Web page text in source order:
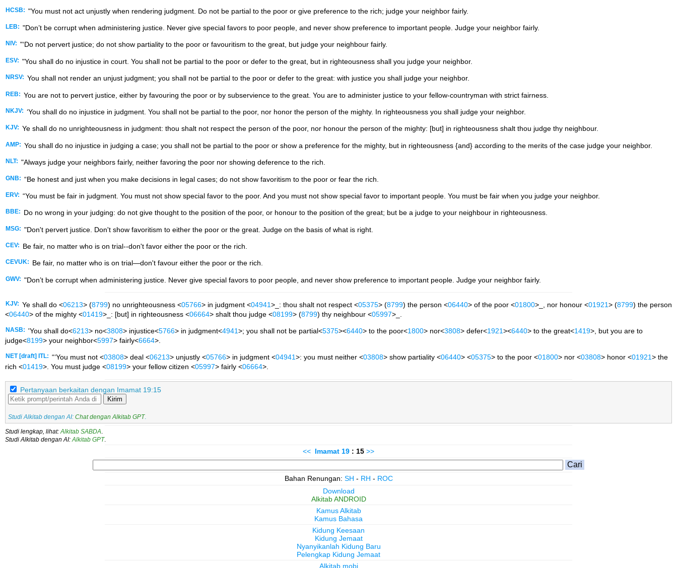
HCSB: "You must not act unjustly when rendering judgment. Do not be partial to the poor or give preference to the rich; judge your neighbor fairly.
LEB: "Don’t be corrupt when administering justice. Never give special favors to poor people, and never show preference to important people. Judge your neighbor fairly.
NIV: "‘Do not pervert justice; do not show partiality to the poor or favouritism to the great, but judge your neighbour fairly.
ESV: "You shall do no injustice in court. You shall not be partial to the poor or defer to the great, but in righteousness shall you judge your neighbor.
NRSV: You shall not render an unjust judgment; you shall not be partial to the poor or defer to the great: with justice you shall judge your neighbor.
REB: You are not to pervert justice, either by favouring the poor or by subservience to the great. You are to administer justice to your fellow-countryman with strict fairness.
NKJV: ‘You shall do no injustice in judgment. You shall not be partial to the poor, nor honor the person of the mighty. In righteousness you shall judge your neighbor.
KJV: Ye shall do no unrighteousness in judgment: thou shalt not respect the person of the poor, nor honour the person of the mighty: [but] in righteousness shalt thou judge thy neighbour.
AMP: You shall do no injustice in judging a case; you shall not be partial to the poor or show a preference for the mighty, but in righteousness {and} according to the merits of the case judge your neighbor.
NLT: "Always judge your neighbors fairly, neither favoring the poor nor showing deference to the rich.
GNB: “Be honest and just when you make decisions in legal cases; do not show favoritism to the poor or fear the rich.
ERV: “You must be fair in judgment. You must not show special favor to the poor. And you must not show special favor to important people. You must be fair when you judge your neighbor.
BBE: Do no wrong in your judging: do not give thought to the position of the poor, or honour to the position of the great; but be a judge to your neighbour in righteousness.
MSG: "Don't pervert justice. Don't show favoritism to either the poor or the great. Judge on the basis of what is right.
CEV: Be fair, no matter who is on trial--don't favor either the poor or the rich.
CEVUK: Be fair, no matter who is on trial—don't favour either the poor or the rich.
GWV: "Don’t be corrupt when administering justice. Never give special favors to poor people, and never show preference to important people. Judge your neighbor fairly.
KJV: Ye shall do <06213> (8799) no unrighteousness <05766> in judgment <04941>_: thou shalt not respect <05375> (8799) the person <06440> of the poor <01800>_, nor honour <01921> (8799) the person
<06440> of the mighty <01419>_: [but] in righteousness <06664> shalt thou judge <08199> (8799) thy neighbour <05997>_.
NASB: 'You shall do<6213> no<3808> injustice<5766> in judgment<4941>; you shall not be partial<5375><6440> to the poor<1800> nor<3808> defer<1921><6440> to the great<1419>, but you are to
judge<8199> your neighbor<5997> fairly<6664>.
NET [draft] ITL: “‘You must not <03808> deal <06213> unjustly <05766> in judgment <04941>: you must neither <03808> show partiality <06440> <05375> to the poor <01800> nor <03808> honor <01921> the
rich <01419>. You must judge <08199> your fellow citizen <05997> fairly <06664>.
Pertanyaan berkaitan dengan Imamat 19:15
Kirim
Studi Alkitab dengan AI: Chat dengan Alkitab GPT.
Studi lengkap, lihat: Alkitab SABDA
Studi Alkitab dengan AI: Alkitab GPT.
<< Imamat 19 : 15 >>
Bahan Renungan: SH - RH - ROC
Download
Alkitab ANDROID
Kamus Alkitab
Kamus Bahasa
Kidung Keesaan
Kidung Jemaat
Nyanyikanlah Kidung Baru
Pelengkap Kidung Jemaat
Alkitab.mobi